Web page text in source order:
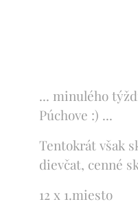
... minulého
Púchove :) ...
Tentokrát však
dievčat, cenné
12 x 1.miesto